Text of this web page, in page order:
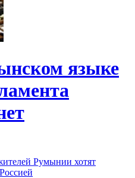
языке
Румынии хотят